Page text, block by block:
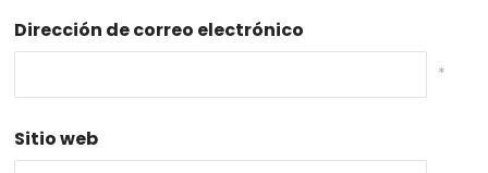
Dirección de correo electrónico
*
Sitio web